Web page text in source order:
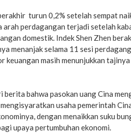
turun 0,2% setelah sempat
arah perdagangan terjadi setelah
domestik. Indek Shen Zhen
menanjak selama 11 sesi
keuangan masih menunjukkan
bahwa pasokan uang Cina
usaha pemerintah
dengan menaikkan suku
upaya pertumbuhan ekonomi.